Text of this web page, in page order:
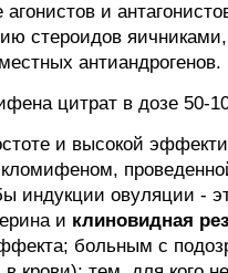
и
стероидов
антиандрогенов.
цитрат в дозе 50-
и высокой
индукции овуляции -
и клиновидная
больным с